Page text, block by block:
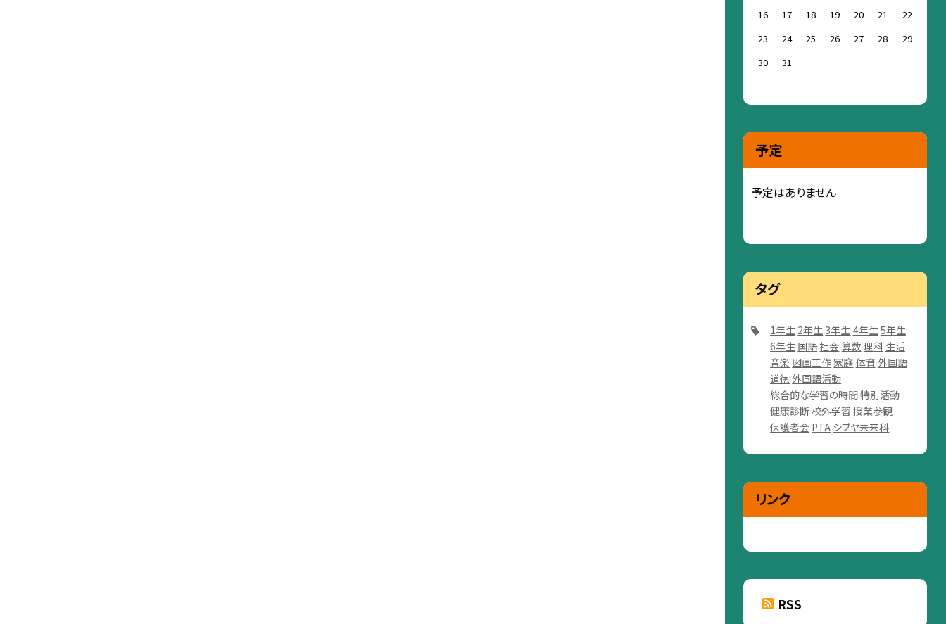
16
17 18 19 20 21
22
23
24 25 26 27 28
29
30
31
予定
予定はありません
タグ
1年生 2年生 3年生 4年生 5年生
6年生 国語社会 算数 理科 生活
音楽 図画工作 家庭 体育 外国語
道徳 外国語活動
総合的な学習の時間特別活動
健康診断 校外学習 授業参観
保護者会 PTA シブヤ未来科
リンク
RSS